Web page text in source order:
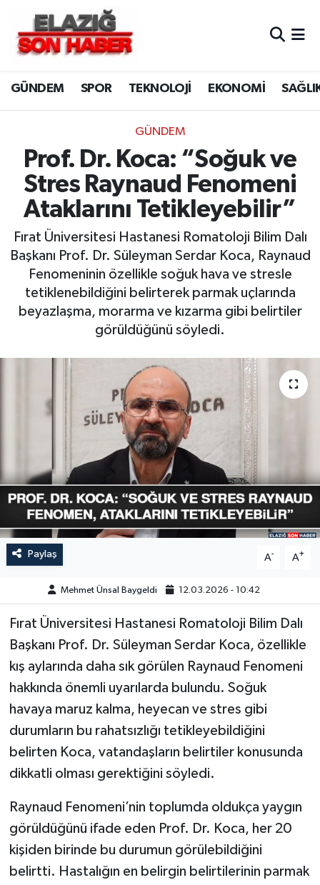
GÜNDEM SPOR TEKNOLOJİ EKONOMİ
GÜNDEM
Prof. Dr. Koca: “Soğuk ve
Stres Raynaud Fenomeni
Ataklarını Tetikleyebilir”
Fırat Üniversitesi Hastanesi Romatoloji Bilim Dalı
Başkanı Prof. Dr. Süleyman Serdar Koca, Raynaud
Fenomeninin özellikle soğuk hava ve stresle
tetiklenebildiğini belirterek parmak uçlarında
beyazlaşma, morarma ve kızarma gibi belirtiler
görüldüğünü söyledi.
Paylaş A- A+
Mehmet Ünsal Baygeldi 12.03.2026 - 10:42
Fırat Üniversitesi Hastanesi Romatoloji Bilim Dalı
Başkanı Prof. Dr. Süleyman Serdar Koca, özellikle
kış aylarında daha sık görülen Raynaud Fenomeni
hakkında önemli uyarılarda bulundu. Soğuk
havaya maruz kalma, heyecan ve stres gibi
durumların bu rahatsızlığı tetikleyebildiğini
belirten Koca, vatandaşların belirtiler konusunda
dikkatli olması gerektiğini söyledi.
Raynaud Fenomeni’nin toplumda oldukça yaygın
görüldüğünü ifade eden Prof. Dr. Koca, her 20
kişiden birinde bu durumun görülebildiğini
belirtti. Hastalığın en belirgin belirtilerinin parmak
CANLI YAYIN
ASAYİŞ
BİLİM VE TEKNOLOJİ
DÜNYA
EĞİTİM
EKONOMİ
ELAZIĞ
GENEL
HABERDE İNSAN
KÜLTÜR-SANAT
MAGAZİN
MEDYA
ÖZEL HABER
POLİTİKA
SİYASET
SPOR
TEKNOLOJİ
YAŞAM
Merkez Hava Durumu
Merkez Trafik Yoğunluk Haritası
Süper Lig Puan Durumu ve Fikstür
Tüm Manşetler
Son Dakika Haberleri
Haber Arşivi